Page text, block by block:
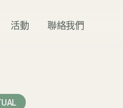
活動 聯絡我們